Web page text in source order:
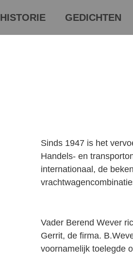
HISTORIE GEDICHTEN
Sinds 1947 is het
Handels- en
internationaal, de
Vader Berend Wever
Gerrit, de firma.
voornamelijk toelegde